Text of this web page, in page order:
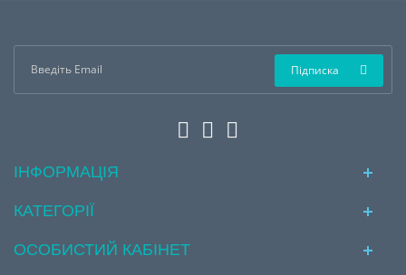
Підписка
ІНФОРМАЦІЯ
КАТЕГОРІЇ
ОСОБИСТИЙ КАБІНЕТ